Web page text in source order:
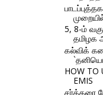
5, 8-ம்
தமிழக
கல்விக்
HOW TO
EMIS
சர்க்கரை